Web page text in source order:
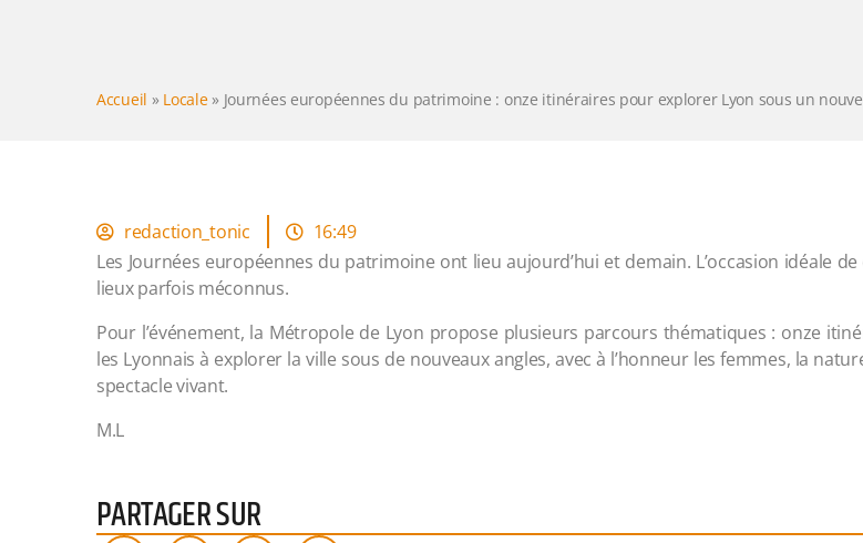
Accueil » Locale» Journées européennes du patrimoine : onze itinéraires pour explorer Lyon sous un
redaction_tonic
16:49
Les Journées européennes du patrimoine ont lieu aujourd’hui et demain. L’occasion idéale
lieux parfois méconnus.
Pour l’événement, la Métropole de Lyon propose plusieurs parcours thématiques : onze
les Lyonnais à explorer la ville sous de nouveaux angles, avec à l’honneur les femmes, la
spectacle vivant.
M.L
PARTAGER SUR